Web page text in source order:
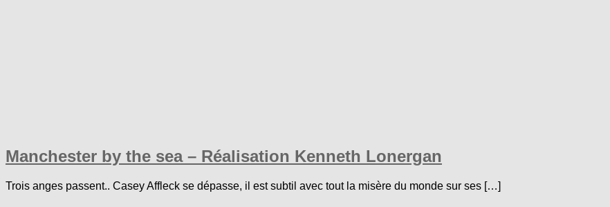
Manchester by the sea – Réalisation Kenneth Lonergan
Trois anges passent.. Casey Affleck se dépasse, il est subtil avec tout la misère du monde sur ses […]